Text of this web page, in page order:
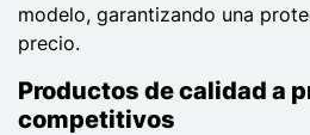
modelo, garantizando una
precio.
Productos de calidad a
competitivos